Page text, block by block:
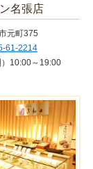
名張店
元町375
61-2214
）10:00～19:00